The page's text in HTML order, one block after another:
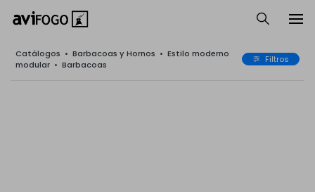
Catálogos • Barbacoas y Hornos • Estilo moderno
modular • Barbacoas Filtros